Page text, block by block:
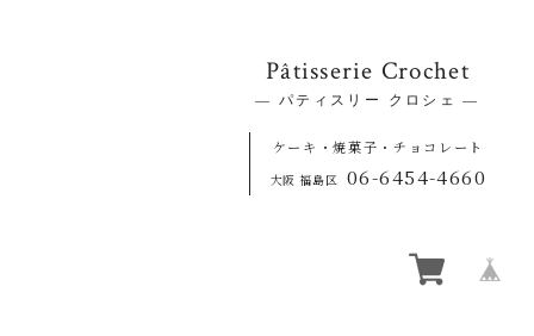
Pâtisserie Crochet
― パティスリー クロシェ ―
ケーキ・焼菓子・チョコレート
大阪 福島区 06-6454-4660